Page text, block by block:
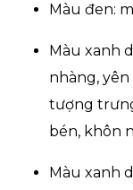
Màu đen:
Màu xanh
nhàng,
tượng
bén, khôn
Màu xanh